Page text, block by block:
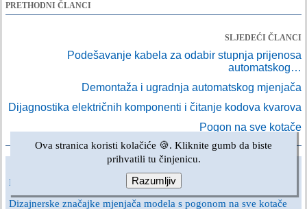
PRETHODNI ČLANCI
SLJEDEĆI ČLANCI
Podešavanje kabela za odabir stupnja prijenosa
automatskog…
Demontaža i ugradnja automatskog mjenjača
Dijagnostika električnih komponenti i čitanje kodova kvarova
Pogon na sve kotače
SLIČNI ČLANCI O DRUGIM MODELIMA AUTOMOBILA MARKE AUDI:
Modeli s pogonom na sve kotače quattro
Dizajnerske značajke mjenjača modela s pogonom na sve kotače
Ova stranica koristi kolačiće 🍪. Kliknite gumb da biste
prihvatili tu činjenicu.
Razumljiv